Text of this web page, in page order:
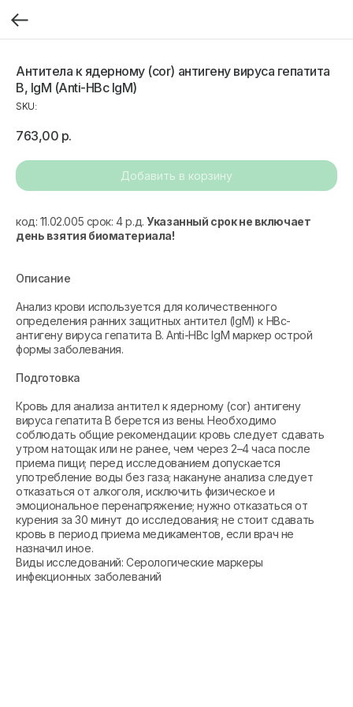
Антитела к ядерному (cor) антигену вируса гепатита
В, IgM (Anti-HBc IgM)
SKU:
763,00 р.
Добавить в корзину
код: 11.02.005 срок: 4 р.д.Указанный срок не включает
день взятия биоматериала!
Описание
Анализ крови используется для количественного
определения ранних защитных антител (IgM) к HBc-
антигену вируса гепатита В. Anti-HBc IgM маркер острой
формы заболевания.
Подготовка
Кровь для анализа антител к ядерному (cor) антигену
вируса гепатита B берется из вены. Необходимо
соблюдать общие рекомендации: кровь следует сдавать
утром натощак или не ранее, чем через 2–4 часа после
приема пищи; перед исследованием допускается
употребление воды без газа; накануне анализа следует
отказаться от алкоголя, исключить физическое и
эмоциональное перенапряжение; нужно отказаться от
курения за 30 минут до исследования; не стоит сдавать
кровь в период приема медикаментов, если врач не
назначил иное.
Виды исследований: Серологические маркеры
инфекционных заболеваний